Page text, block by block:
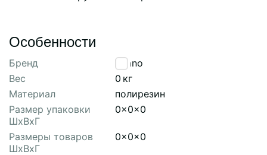
Особенности
Бренд
Tkano
Вес
0 кг
Материал
полирезин
Размер упаковки
ШхВхГ
0x0x0
Размеры товаров
ШхВхГ
0x0x0